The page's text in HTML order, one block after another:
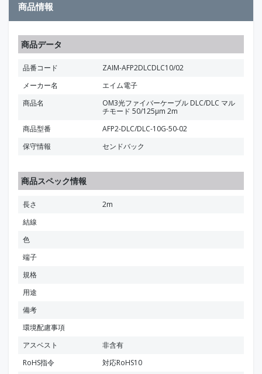
商品情報
商品データ
品番コード
ZAIM-AFP2DLCDLC10/02
メーカー名
エイム電子
商品名
OM3光ファイバーケーブル DLC/DLC マル
チモード 50/125μm 2m
商品型番
AFP2-DLC/DLC-10G-50-02
保守情報
センドバック
商品スペック情報
長さ
2m
結線
色
端子
規格
用途
備考
環境配慮事項
アスベスト
非含有
RoHS指令
対応RoHS10